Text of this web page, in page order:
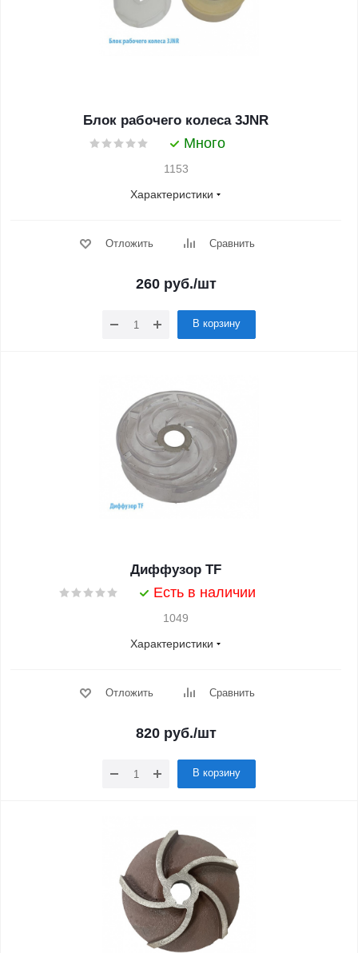
Блок рабочего колеса 3JNR
Много
1153
Характеристики
Отложить Сравнить
260 руб./шт
В корзину
Диффузор ТF
Есть в наличии
1049
Характеристики
Отложить Сравнить
820 руб./шт
В корзину